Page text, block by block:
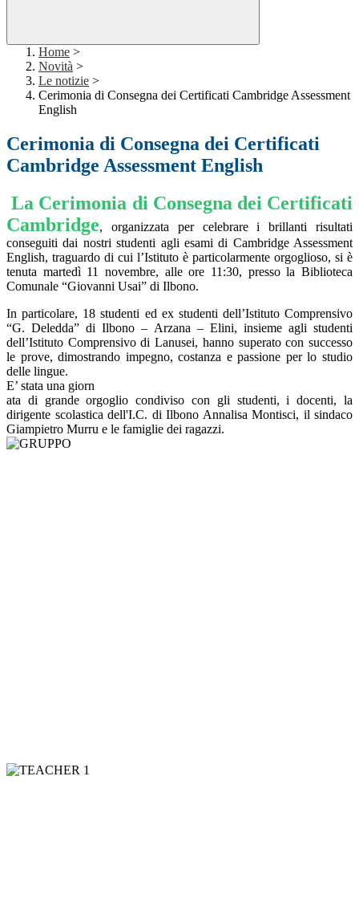
Home >
Novità >
Le notizie >
Cerimonia di Consegna dei Certificati Cambridge Assessment
English
Cerimonia di Consegna dei Certificati
Cambridge Assessment English
La Cerimonia di Consegna dei Certificati
Cambridge, organizzata per celebrare i brillanti risultati
conseguiti dai nostri studenti agli esami di Cambridge Assessment
English, traguardo di cui l’Istituto è particolarmente orgoglioso, si è
tenuta martedì 11 novembre, alle ore 11:30, presso la Biblioteca
Comunale “Giovanni Usai” di Ilbono.
In particolare, 18 studenti ed ex studenti dell’Istituto Comprensivo
“G. Deledda” di Ilbono – Arzana – Elini, insieme agli studenti
dell’Istituto Comprensivo di Lanusei, hanno superato con successo
le prove, dimostrando impegno, costanza e passione per lo studio
delle lingue.
E’ stata una giorn
ata di grande orgoglio condiviso con gli studenti, i docenti, la
dirigente scolastica dell'I.C. di Ilbono Annalisa Montisci, il sindaco
Giampietro Murru e le famiglie dei ragazzi.